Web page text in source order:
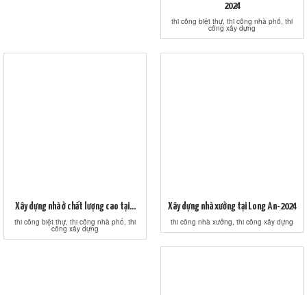
2024
thi công biệt thự, thi công nhà phố, thi
công xây dựng
Xây dựng nhà ở chất lượng cao tại...
thi công biệt thự, thi công nhà phố, thi
công xây dựng
Xây dựng nhà xưởng tại Long An-2024
thi công nhà xưởng, thi công xây dựng